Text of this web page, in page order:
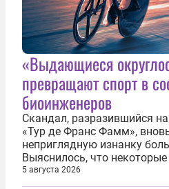
«Выдающиеся
превращают спорт в
биоинженеров
Скандал, разразившийся
«Тур де Франс Фамм»,
неприглядную изнанку
Выяснилось, что
размер груди ради
фасадом труда,
5 августа 2026